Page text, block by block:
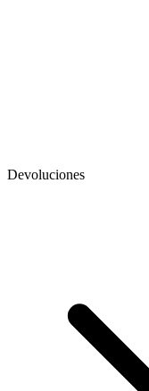
Devoluciones